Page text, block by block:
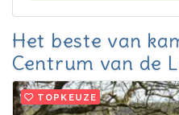
Het beste van
Centrum van de
TOPKEUZE